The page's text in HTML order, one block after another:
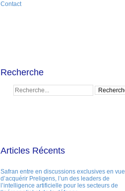
Contact
Recherche
Articles Récents
Safran entre en discussions exclusives en vue
d’acquérir Preligens, l’un des leaders de
l’intelligence artificielle pour les secteurs de